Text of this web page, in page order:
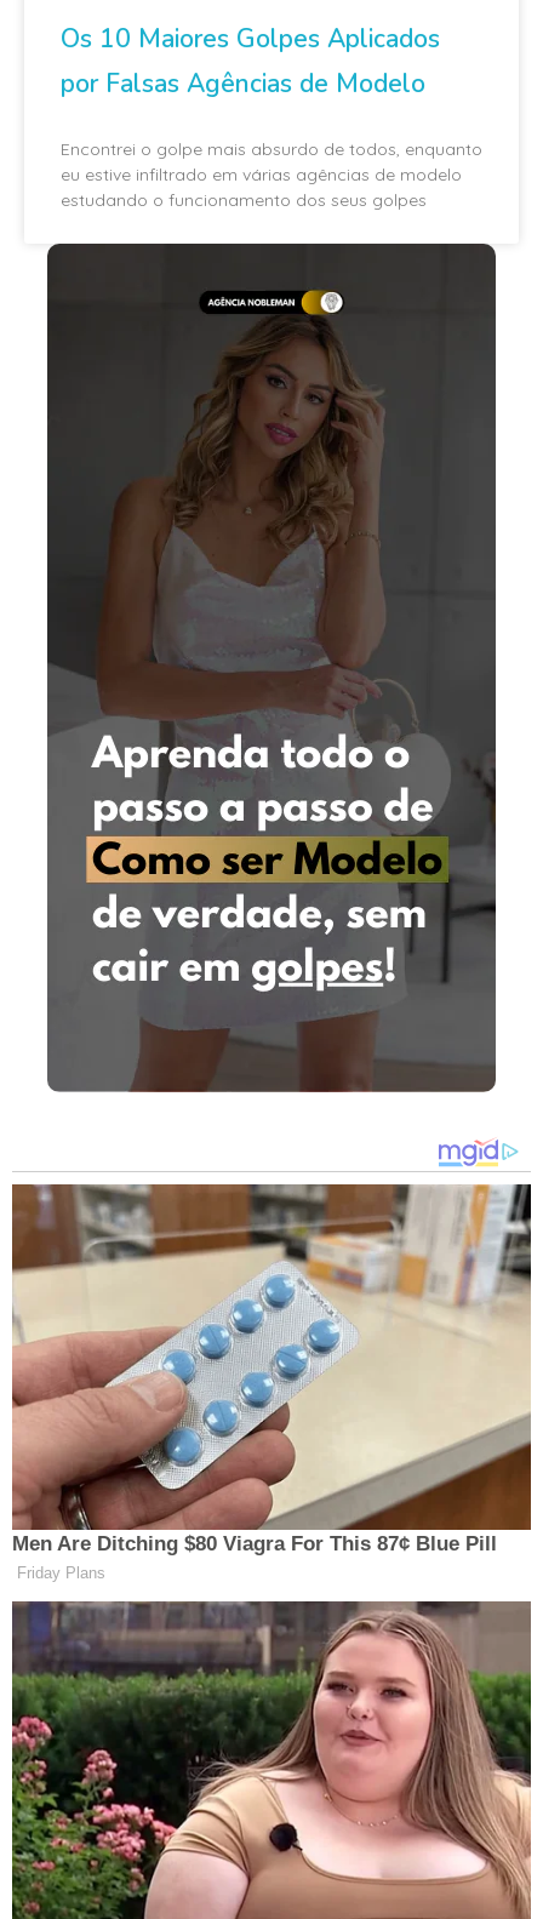
Os 10 Maiores Golpes Aplicados
por Falsas Agências de Modelo
Encontrei o golpe mais absurdo de todos, enquanto
eu estive infiltrado em várias agências de modelo
estudando o funcionamento dos seus golpes